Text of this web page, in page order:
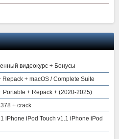
видеокурс + Бонусы
+ macOS / Complete Suite
Portable + Repack + (2020-2025)
+ crack
iPhone iPod Touch v1.1 iPhone iPod